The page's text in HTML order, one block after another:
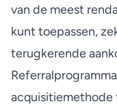
van de meest
kunt toepassen,
terugkerende
acquisitiemethode